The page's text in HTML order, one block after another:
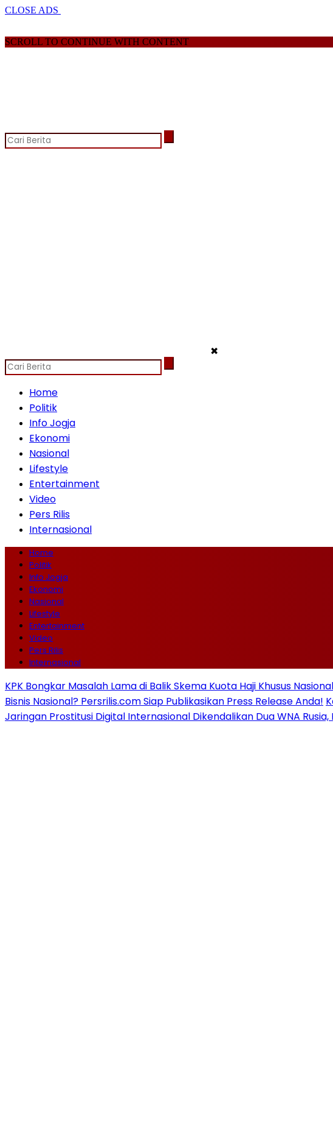
CLOSE ADS
SCROLL TO CONTINUE WITH CONTENT
✖
Home
Politik
Info Jogja
Ekonomi
Nasional
Lifestyle
Entertainment
Video
Pers Rilis
Internasional
Home
Politik
Info Jogja
Ekonomi
Nasional
Lifestyle
Entertainment
Video
Pers Rilis
Internasional
KPK Bongkar Masalah Lama di Balik Skema Kuota Haji Khusus Nasional
Bisnis Nasional? Persrilis.com Siap Publikasikan Press Release Anda!
Jaringan Prostitusi Digital Internasional Dikendalikan Dua WNA